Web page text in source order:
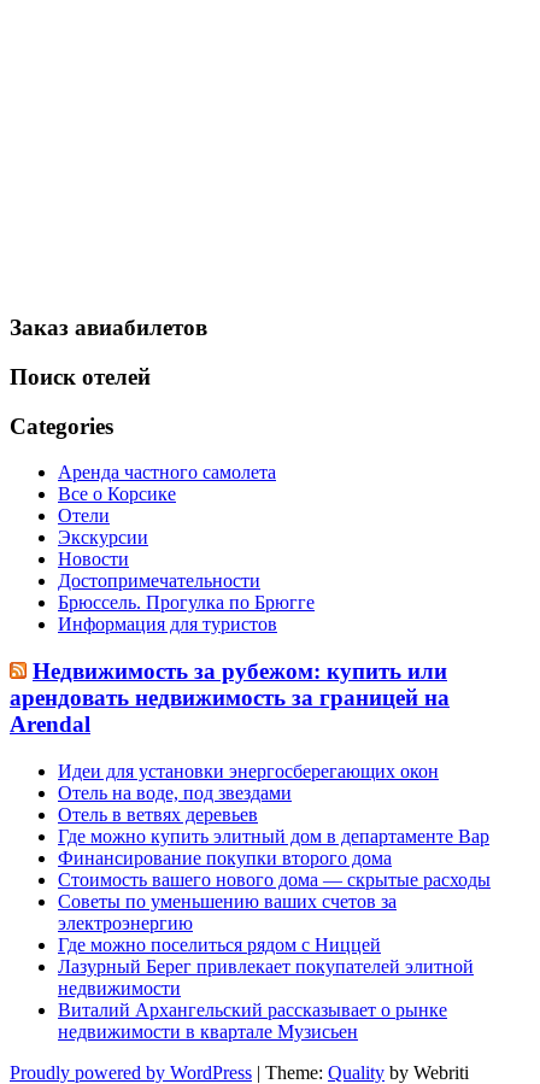
Заказ авиабилетов
Поиск отелей
Categories
Аренда частного самолета
Все о Корсике
Отели
Экскурсии
Новости
Достопримечательности
Брюссель. Прогулка по Брюгге
Информация для туристов
Недвижимость за рубежом: купить или
арендовать недвижимость за границей на
Arendal
Идеи для установки энергосберегающих окон
Отель на воде, под звездами
Отель в ветвях деревьев
Где можно купить элитный дом в департаменте Вар
Финансирование покупки второго дома
Стоимость вашего нового дома — скрытые расходы
Советы по уменьшению ваших счетов за
электроэнергию
Где можно поселиться рядом с Ниццей
Лазурный Берег привлекает покупателей элитной
недвижимости
Виталий Архангельский рассказывает о рынке
недвижимости в квартале Музисьен
Proudly powered by WordPress | Theme: Quality by Webriti